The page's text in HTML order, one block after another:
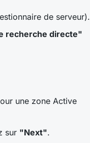
de serveur).
recherche directe"
une zone Active
sur "Next".